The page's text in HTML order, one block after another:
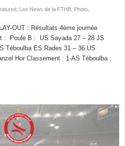
Les News de la FTHB Photo
OUT : Résultats 4ème journée
: Poule B : US Sayada 27 – 28 JS
Téboulba ES Rades 31 – 36 US
Hor Classement : 1-AS Téboulba :